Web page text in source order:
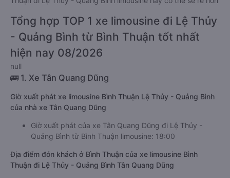
Tổng hợp TOP 1 xe limousine đi Lệ Thủy
- Quảng Bình từ Bình Thuận tốt nhất
hiện nay 08/2026
null
🚌 1. Xe Tân Quang Dũng
Giờ xuất phát xe limousine Bình Thuận Lệ Thủy - Quảng Bình
của nhà xe Tân Quang Dũng
Giờ xuất phát của xe Tân Quang Dũng đi Lệ Thủy -
Quảng Bình từ Bình Thuận limousine: 18:00
Địa điểm đón khách ở Bình Thuận của xe limousine Bình
Thuận đi Lệ Thủy - Quảng Bình Tân Quang Dũng